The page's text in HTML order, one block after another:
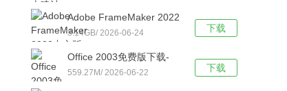
载
下载
Adobe FrameMaker 2022
中文版下载-Adobe
FrameMaker v17.0.2.431
3.14GB/ 2026-06-24
下载
Office 2003免费版下载-
Office 2003专业版【亲测
559.27M/ 2026-06-22